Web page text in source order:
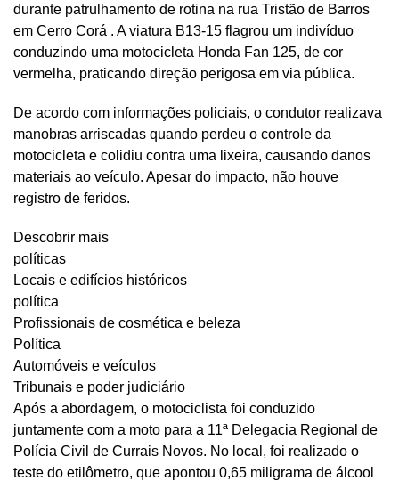
durante patrulhamento de rotina na rua Tristão de Barros
em Cerro Corá . A viatura B13-15 flagrou um indivíduo
conduzindo uma motocicleta Honda Fan 125, de cor
vermelha, praticando direção perigosa em via pública.
De acordo com informações policiais, o condutor realizava
manobras arriscadas quando perdeu o controle da
motocicleta e colidiu contra uma lixeira, causando danos
materiais ao veículo. Apesar do impacto, não houve
registro de feridos.
Descobrir mais
políticas
Locais e edifícios históricos
política
Profissionais de cosmética e beleza
Política
Automóveis e veículos
Tribunais e poder judiciário
Após a abordagem, o motociclista foi conduzido
juntamente com a moto para a 11ª Delegacia Regional de
Polícia Civil de Currais Novos. No local, foi realizado o
teste do etilômetro, que apontou 0,65 miligrama de álcool